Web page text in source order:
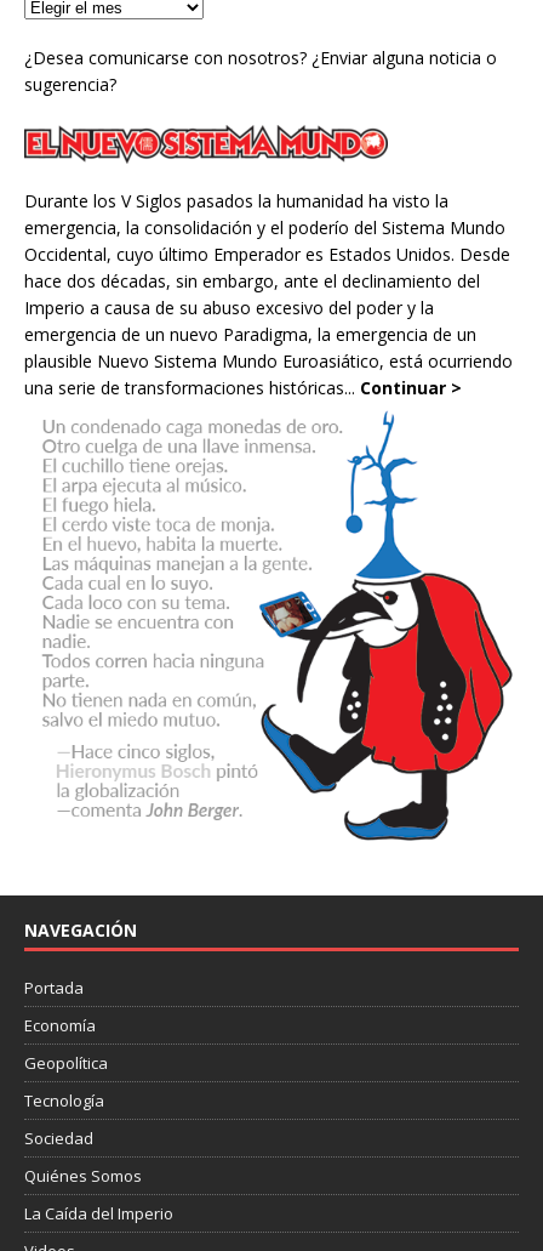
¿Desea comunicarse con nosotros? ¿Enviar alguna noticia o
sugerencia?
Durante los V Siglos pasados la humanidad ha visto la
emergencia, la consolidación y el poderío del Sistema Mundo
Occidental, cuyo último Emperador es Estados Unidos. Desde
hace dos décadas, sin embargo, ante el declinamiento del
Imperio a causa de su abuso excesivo del poder y la
emergencia de un nuevo Paradigma, la emergencia de un
plausible Nuevo Sistema Mundo Euroasiático, está ocurriendo
una serie de transformaciones históricas... Continuar >
NAVEGACIÓN
Portada
Economía
Geopolítica
Tecnología
Sociedad
Quiénes Somos
La Caída del Imperio